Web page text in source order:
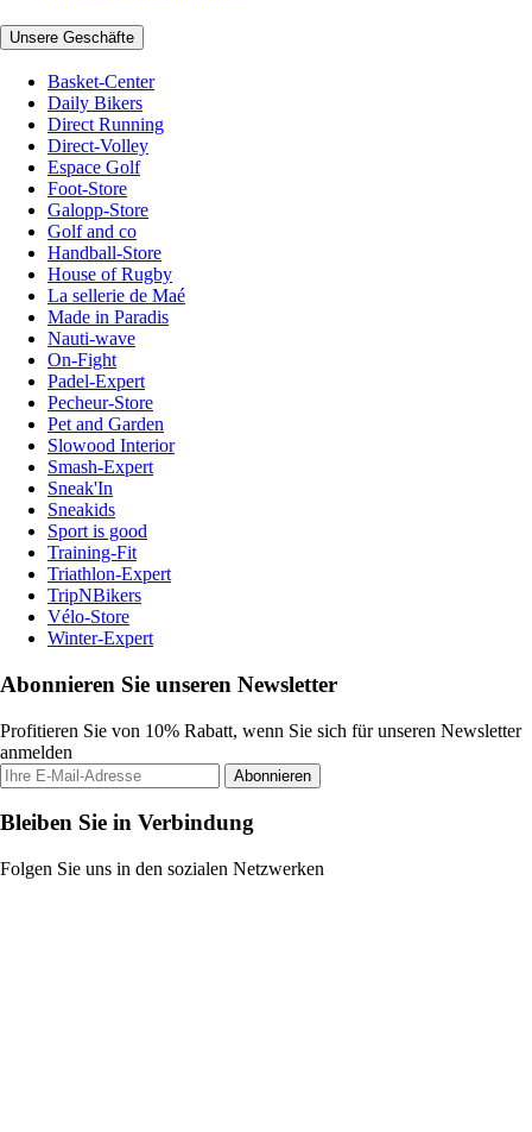
Unsere Geschäfte
Basket-Center
Daily Bikers
Direct Running
Direct-Volley
Espace Golf
Foot-Store
Galopp-Store
Golf and co
Handball-Store
House of Rugby
La sellerie de Maé
Made in Paradis
Nauti-wave
On-Fight
Padel-Expert
Pecheur-Store
Pet and Garden
Slowood Interior
Smash-Expert
Sneak'In
Sneakids
Sport is good
Training-Fit
Triathlon-Expert
TripNBikers
Vélo-Store
Winter-Expert
Abonnieren Sie unseren Newsletter
Profitieren Sie von 10% Rabatt, wenn Sie sich für unseren Newsletter
anmelden
Abonnieren
Bleiben Sie in Verbindung
Folgen Sie uns in den sozialen Netzwerken